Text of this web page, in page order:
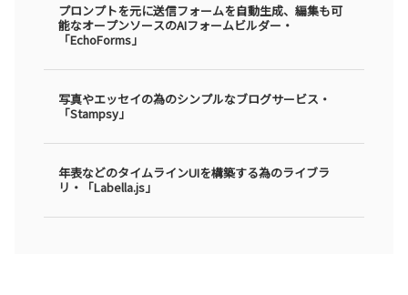
プロンプトを元に送信フォームを自動生成、編集も可
能なオープンソースのAIフォームビルダー・
「EchoForms」
写真やエッセイの為のシンプルなブログサービス・
「Stampsy」
年表などのタイムラインUIを構築する為のライブラ
リ・「Labella.js」